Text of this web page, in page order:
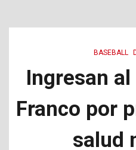
BASEBALL
Ingresan
Franco por
salud